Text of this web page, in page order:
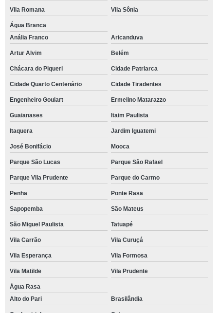
Vila Romana Vila Sônia
Água Branca
Anália Franco
Aricanduva
Artur Alvim Belém
Chácara do Piqueri Cidade Patriarca
Cidade Quarto Centenário Cidade Tiradentes
Engenheiro Goulart Ermelino Matarazzo
Guaianases Itaim Paulista
Itaquera Jardim Iguatemi
José Bonifácio Mooca
Parque São Lucas Parque São Rafael
Parque Vila Prudente Parque do Carmo
Penha Ponte Rasa
Sapopemba São Mateus
São Miguel Paulista Tatuapé
Vila Carrão Vila Curuçá
Vila Esperança Vila Formosa
Vila Matilde Vila Prudente
Água Rasa
Alto do Pari
Brasilândia